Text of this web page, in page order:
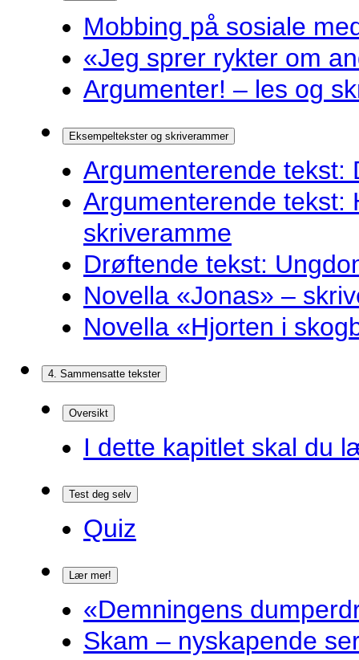
Mobbing på sosiale
«Jeg sprer rykter om
Argumenter! – les og
Eksempeltekster og skriverammer
Argumenterende tekst:
Argumenterende tekst:
skriveramme
Drøftende tekst:
Novella «Jonas» –
Novella «Hjorten i
4. Sammensatte tekster
Oversikt
I dette kapitlet skal du
Test deg selv
Quiz
Lær mer!
«Demningens
Skam – nyskapende